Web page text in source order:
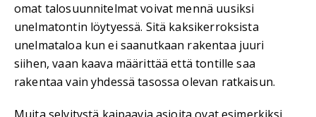
omat talosuunnitelmat voivat mennä uusiksi
unelmatontin löytyessä. Sitä kaksikerroksista
unelmataloa kun ei saanutkaan rakentaa juuri
siihen, vaan kaava määrittää että tontille saa
rakentaa vain yhdessä tasossa olevan ratkaisun.